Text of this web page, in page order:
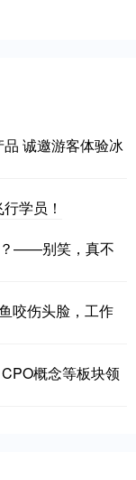
诚邀游客体验冰
学员！
？——别笑，真不
咬伤头脸，工作
概念等板块领